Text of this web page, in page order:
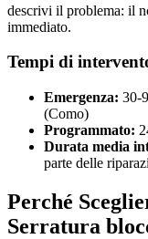
descrivi il problema: il
immediato.
Tempi di
Emergenza: 30-
(Como)
Programmato:
Durata media
parte delle
Perché
Serratura